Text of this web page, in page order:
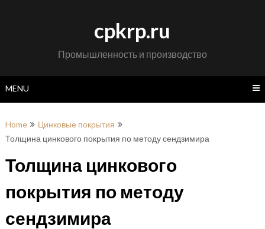
cpkrp.ru
Промышленность и производство
MENU
Home
Цинковые покрытия
Толщина цинкового покрытия по методу сендзимира
Толщина цинкового
покрытия по методу
сендзимира